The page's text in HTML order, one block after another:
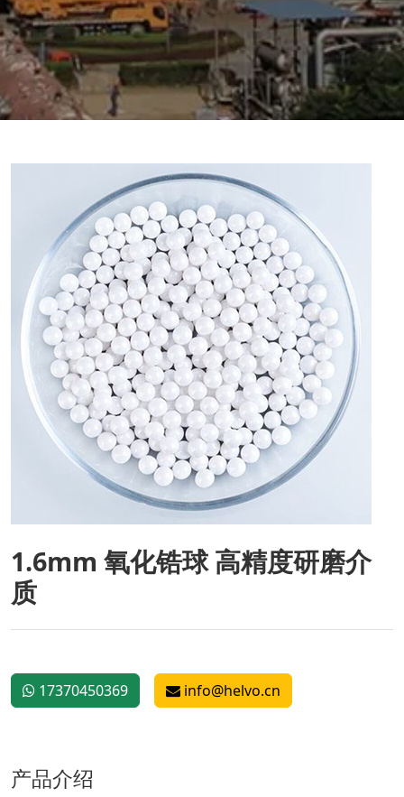
1.6mm 氧化锆球 高精度研磨介
质
17370450369 info@helvo.cn
产品介绍